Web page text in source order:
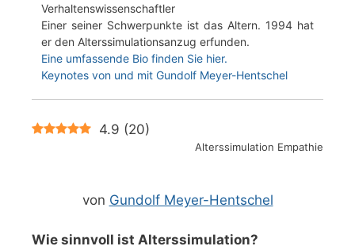
Verhaltenswissenschaftler
Einer seiner Schwerpunkte ist das Altern. 1994 hat
er den Alterssimulationsanzug erfunden.
Eine umfassende Bio finden Sie hier.
Keynotes von und mit Gundolf Meyer-Hentschel
4.9 (20)
Alterssimulation Empathie
von Gundolf Meyer-Hentschel
Wie sinnvoll ist Alterssimulation?